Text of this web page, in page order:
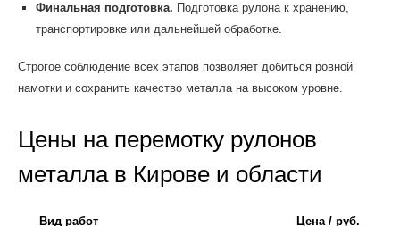
Финальная подготовка. Подготовка рулона к хранению,
транспортировке или дальнейшей обработке.
Строгое соблюдение всех этапов позволяет добиться ровной
намотки и сохранить качество металла на высоком уровне.
Цены на перемотку рулонов
металла в Кирове и области
Вид работ Цена / руб.